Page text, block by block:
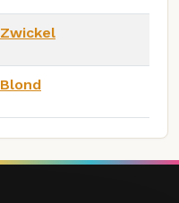
Zwickel
Blond